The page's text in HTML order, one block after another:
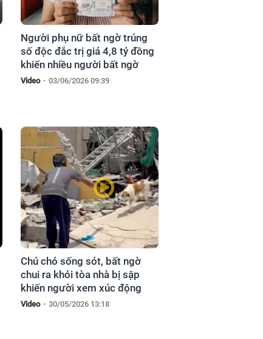
Người phụ nữ bất ngờ trúng
số độc đắc trị giá 4,8 tỷ đồng
khiến nhiều người bất ngờ
Video - 03/06/2026 09:39
Chú chó sống sót, bất ngờ
chui ra khỏi tòa nhà bị sập
khiến người xem xúc động
Video - 30/05/2026 13:18